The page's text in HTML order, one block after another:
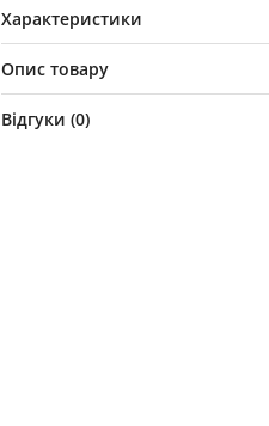
Характеристики
Опис товару
Відгуки (0)